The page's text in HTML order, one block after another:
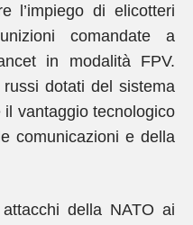
l’impiego di elicotteri
comandate a
in modalità FPV.
dotati del sistema
vantaggio tecnologico
comunicazioni e della
della NATO ai